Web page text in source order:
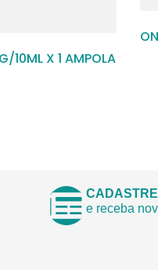
10ML X 1 AMPOLA
e receba